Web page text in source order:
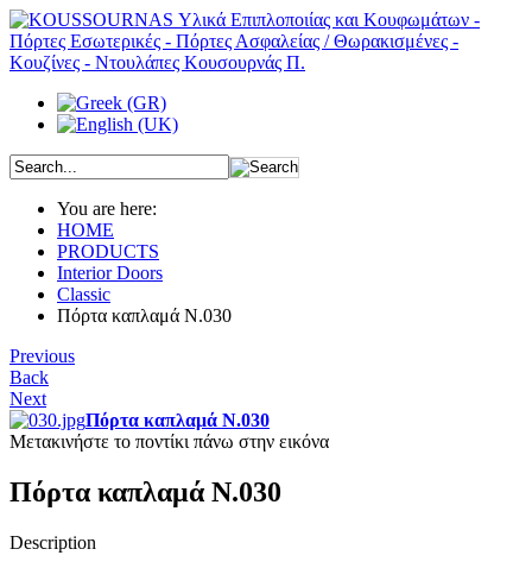
You are here:
HOME
PRODUCTS
Interior Doors
Classic
Πόρτα καπλαμά Ν.030
Previous
Back
Next
Πόρτα καπλαμά Ν.030
Μετακινήστε το ποντίκι πάνω στην εικόνα
Πόρτα καπλαμά Ν.030
Description